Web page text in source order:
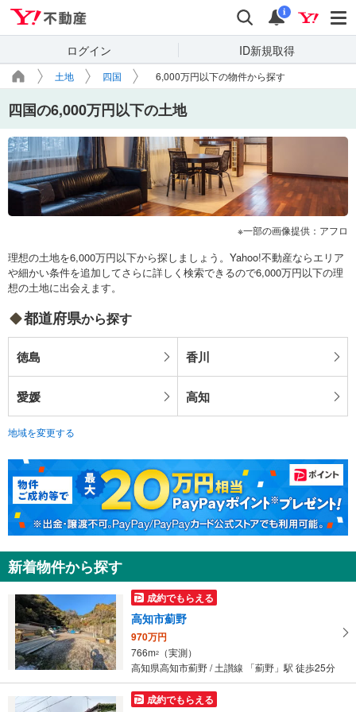
検索 通知
i
ログイン ID新規取得
土地 四国 6,000万円以下の物件から探す
四国の6,000万円以下の土地
一部の画像提供：アフロ
理想の土地を6,000万円以下から探しましょう。Yahoo!不動産ならエリア
や細かい条件を追加してさらに詳しく検索できるので6,000万円以下の理
想の土地に出会えます。
都道府県から探す
徳島 香川
愛媛 高知
地域を変更する
新着物件から探す
成約でもらえる
高知市薊野
970万円
766m2
（実測）
高知県高知市薊野 / 土讃線 「薊野」駅 徒歩25分
成約でもらえる